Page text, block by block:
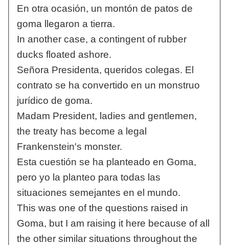
En otra ocasión, un montón de patos de
goma llegaron a tierra.
In another case, a contingent of rubber
ducks floated ashore.
Señora Presidenta, queridos colegas. El
contrato se ha convertido en un monstruo
jurídico de goma.
Madam President, ladies and gentlemen,
the treaty has become a legal
Frankenstein's monster.
Esta cuestión se ha planteado en Goma,
pero yo la planteo para todas las
situaciones semejantes en el mundo.
This was one of the questions raised in
Goma, but I am raising it here because of all
the other similar situations throughout the